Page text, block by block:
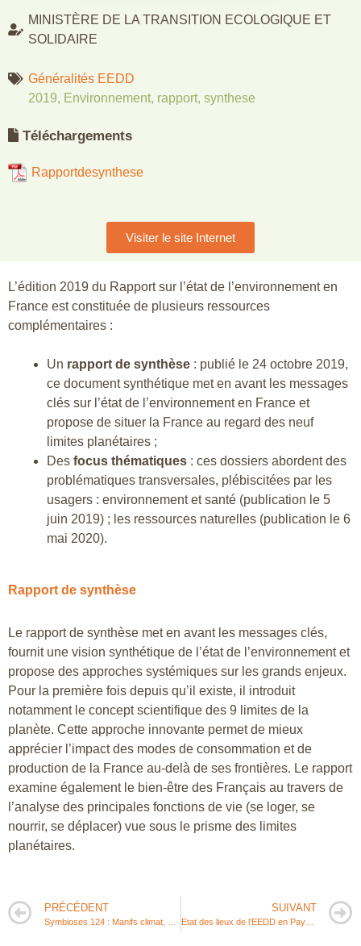
L’édition 2019 du Rapport sur l’état de l’environnement en
France est constituée de plusieurs ressources
complémentaires :
Un rapport de synthèse : publié le 24 octobre 2019,
ce document synthétique met en avant les messages
clés sur l’état de l’environnement en France et
propose de situer la France au regard des neuf
limites planétaires ;
Des focus thématiques : ces dossiers abordent des
problématiques transversales, plébiscitées par les
usagers : environnement et santé (publication le 5
juin 2019) ; les ressources naturelles (publication le 6
mai 2020).
Rapport de synthèse
Le rapport de synthèse met en avant les messages clés,
fournit une vision synthétique de l’état de l’environnement et
propose des approches systémiques sur les grands enjeux.
Pour la première fois depuis qu’il existe, il introduit
notamment le concept scientifique des 9 limites de la
planète. Cette approche innovante permet de mieux
apprécier l’impact des modes de consommation et de
production de la France au-delà de ses frontières. Le rapport
examine également le bien-être des Français au travers de
l’analyse des principales fonctions de vie (se loger, se
nourrir, se déplacer) vue sous le prisme des limites
planétaires.
MINISTÈRE DE LA TRANSITION ECOLOGIQUE ET
SOLIDAIRE
Généralités EEDD
2019, Environnement, rapport, synthese
Téléchargements
Rapportdesynthese
Visiter le site Internet
PRÉCÉDENT SUIVANT
Etat des lieux de l’EEDD en Pays de la Loire en 2019